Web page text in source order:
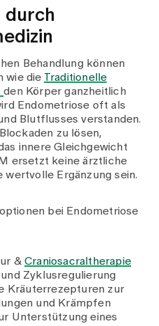
durch
Behandlung können
wie die Traditionelle
den Körper ganzheitlich
Endometriose oft als
Blutflusses verstanden.
zu lösen,
innere Gleichgewicht
ersetzt keine ärztliche
wertvolle Ergänzung sein.
bei Endometriose
& Craniosacraltherapie
Zyklusregulierung
Kräuterrezepturen zur
und Krämpfen
Unterstützung eines